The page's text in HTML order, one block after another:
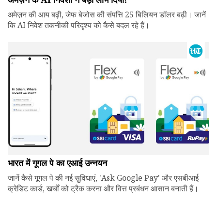
अमेज़न की आय बढ़ी, जेफ बेजोस की संपत्ति 25 बिलियन डॉलर बढ़ी। जानें
कि AI निवेश तकनीकी परिदृश्य को कैसे बदल रहे हैं।
भारत में गूगल पे का एआई उन्नयन
जानें कैसे गूगल पे की नई सुविधाएं, 'Ask Google Pay' और एसबीआई
क्रेडिट कार्ड, खर्चों को ट्रैक करना और वित्त प्रबंधन आसान बनाती हैं।